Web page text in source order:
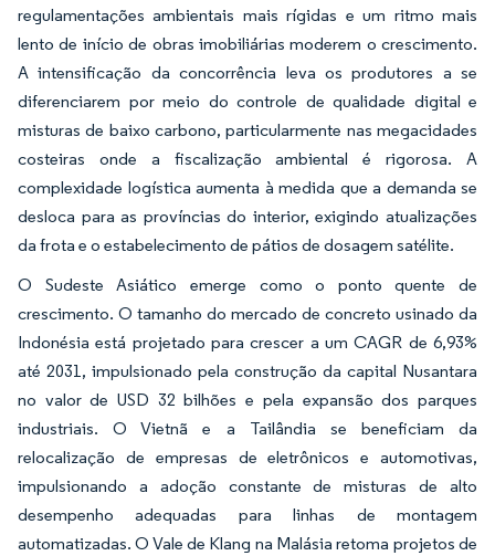
regulamentações ambientais mais rígidas e um ritmo mais
lento de início de obras imobiliárias moderem o crescimento.
A intensificação da concorrência leva os produtores a se
diferenciarem por meio do controle de qualidade digital e
misturas de baixo carbono, particularmente nas megacidades
costeiras onde a fiscalização ambiental é rigorosa. A
complexidade logística aumenta à medida que a demanda se
desloca para as províncias do interior, exigindo atualizações
da frota e o estabelecimento de pátios de dosagem satélite.
O Sudeste Asiático emerge como o ponto quente de
crescimento. O tamanho do mercado de concreto usinado da
Indonésia está projetado para crescer a um CAGR de 6,93%
até 2031, impulsionado pela construção da capital Nusantara
no valor de USD 32 bilhões e pela expansão dos parques
industriais. O Vietnã e a Tailândia se beneficiam da
relocalização de empresas de eletrônicos e automotivas,
impulsionando a adoção constante de misturas de alto
desempenho adequadas para linhas de montagem
automatizadas. O Vale de Klang na Malásia retoma projetos de